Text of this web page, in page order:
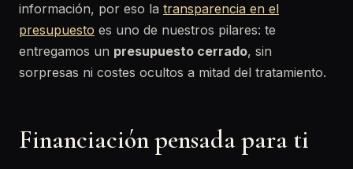
información, por eso la transparencia en el
presupuesto es uno de nuestros pilares: te
entregamos un presupuesto cerrado, sin
sorpresas ni costes ocultos a mitad del tratamiento.
Financiación pensada para ti